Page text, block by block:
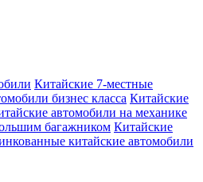
Китайские 7-местные
бизнес класса Китайские
автомобили на механике
багажником Китайские
китайские автомобили